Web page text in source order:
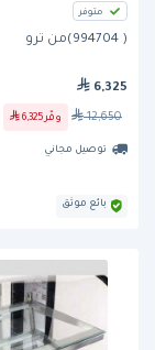
متوفر
( 994704)من ترو
6,325
12,650 وفّر 6,325
توصيل مجاني
بائع موثق